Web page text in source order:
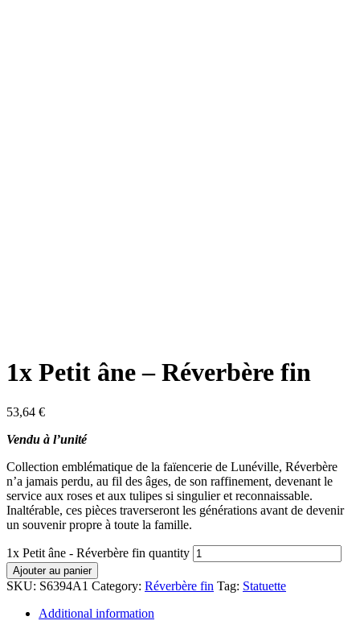
1x Petit âne – Réverbère fin
53,64 €
Vendu à l’unité
Collection emblématique de la faïencerie de Lunéville, Réverbère
n’a jamais perdu, au fil des âges, de son raffinement, devenant le
service aux roses et aux tulipes si singulier et reconnaissable.
Inaltérable, ces pièces traverseront les générations avant de devenir
un souvenir propre à toute la famille.
1x Petit âne - Réverbère fin quantity
Ajouter au panier
SKU: S6394A1 Category: Réverbère fin Tag: Statuette
Additional information